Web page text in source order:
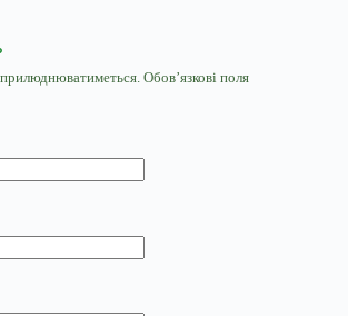
Обов’язкові поля